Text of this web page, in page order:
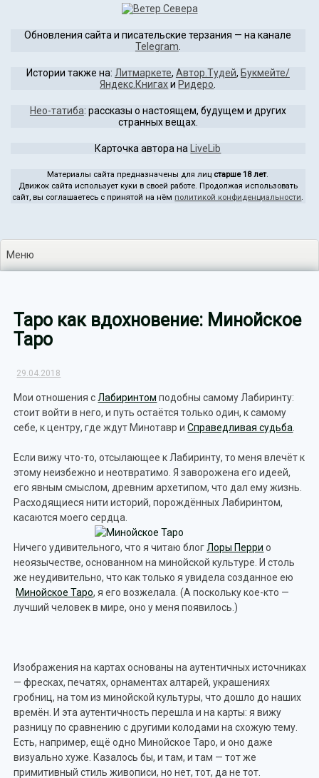
содержимому
Обновления сайта и писательские терзания — на канале
Telegram
Истории также на: Литмаркете, Автор.Тудей, Букмейте/
Яндекс.Книгахи Ридеро
Нео-татиба: рассказы о настоящем, будущем и других
странных вещах.
Карточка автора на LiveLib
Материалы сайта предназначены для лиц старше 18 лет.
Движок сайта использует куки в своей работе. Продолжая использовать
сайт, вы соглашаетесь с принятой на нём политикой конфиденциальности.
Меню
Таро как вдохновение: Минойское
Таро
29.04.2018
Мои отношения с Лабиринтом подобны самому Лабиринту:
стоит войти в него, и путь остаётся только один, к самому
себе, к центру, где ждут Минотавр иСправедливая судьба
Если вижу что-то, отсылающее к Лабиринту, то меня влечёт к
этому неизбежно и неотвратимо. Я заворожена его идеей,
его явным смыслом, древним архетипом, что дал ему жизнь.
Расходящиеся нити историй, порождённых Лабиринтом,
касаются моего сердца.
Ничего удивительного, что я читаю блог Лоры Перри о
неоязычестве, основанном на минойской культуре. И столь
же неудивительно, что как только я увидела созданное ею
Минойское Таро, я его возжелала. (А поскольку кое-кто —
лучший человек в мире, оно у меня появилось.)
Изображения на картах основаны на аутентичных источниках
— фресках, печатях, орнаментах алтарей, украшениях
гробниц, на том из минойской культуры, что дошло до наших
времён. И эта аутентичность перешла и на карты: я вижу
разницу по сравнению с другими колодами на схожую тему.
Есть, например, ещё одно Минойское Таро, и оно даже
визуально хуже. Казалось бы, и там, и там — тот же
примитивный стиль живописи, но нет, тот, да не тот.